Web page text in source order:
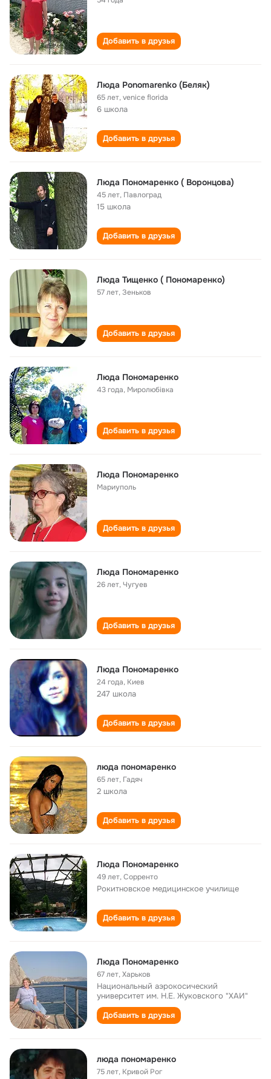
Добавить в друзья
Люда Ponomarenko (Беляк)
65 лет,venice florida
6 школа
Добавить в друзья
Люда Пономаренко ( Воронцова)
45 лет, Павлоград
15 школа
Добавить в друзья
Люда Тищенко ( Пономаренко)
57 лет,Зеньков
Добавить в друзья
Люда Пономаренко
43 года, Миролюбівка
Добавить в друзья
Люда Пономаренко
Мариуполь
Добавить в друзья
Люда Пономаренко
26 лет,Чугуев
Добавить в друзья
Люда Пономаренко
24 года, Киев
247 школа
Добавить в друзья
люда пономаренко
65 лет, Гадяч
2 школа
Добавить в друзья
Люда Пономаренко
49 лет,Сорренто
Рокитновское медицинское училище
Добавить в друзья
Люда Пономаренко
67 лет,Харьков
Национальный аэрокосический
университет им. Н.Е. Жуковского "ХАИ"
Добавить в друзья
люда пономаренко
75 лет, Кривой Рог